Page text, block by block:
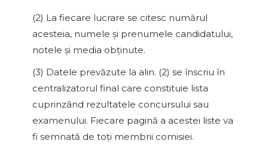
(2) La fiecare lucrare se citesc numărul
acesteia, numele şi prenumele candidatului,
notele şi media obţinute.
(3) Datele prevăzute la alin. (2) se înscriu în
centralizatorul final care constituie lista
cuprinzând rezultatele concursului sau
examenului. Fiecare pagină a acestei liste va
fi semnată de toţi membrii comisiei.